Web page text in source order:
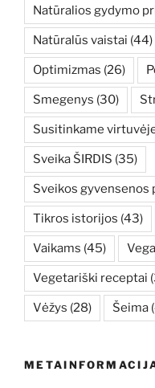
Natūralios gydymo
Natūralūs vaistai (44)
Optimizmas (26)
Smegenys (30)
Susitinkame
Sveika ŠIRDIS (35)
Sveikos gyvensenos
Tikros istorijos (43)
Vaikams (45)
Vegetariški receptai
Vėžys (28) Šeima